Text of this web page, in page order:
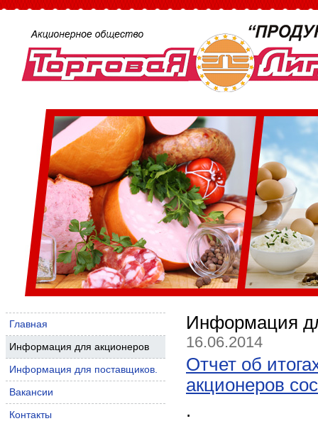
Главная
Информация для акционеров
Информация для поставщиков.
Вакансии
Контакты
Информация
16.06.2014
Отчет об
акционеров
.